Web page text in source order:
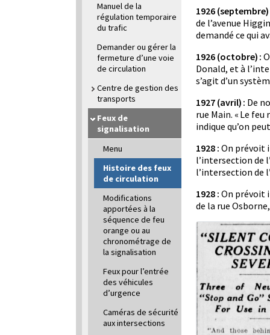
Manuel de la
régulation temporaire
du trafic
Demander ou gérer la
fermeture d’une voie
de circulation
Centre de gestion des
transports
Feux de
signalisation
Menu
Histoire des feux
de circulation
Modifications
apportées à la
séquence de feu
orange ou au
chronométrage de
la signalisation
Feux pour l’entrée
des véhicules
d’urgence
Caméras de sécurité
aux intersections
1926 (septembre)
de l’avenue
demandé ce qui
1926 (octobre) :
Donald, et à
s’agit d’un
1927 (avril) : De
rue Main. « Le
indique qu’on
1928 : On prévoit
l’intersection de
l’intersection de
1928 : On prévoit
de la rue